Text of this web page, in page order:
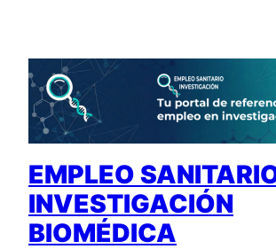
contenido
EMPLEO
INVESTIGACIÓN
BIOMÉDICA